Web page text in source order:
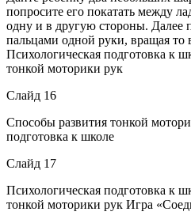
попросите его покатать между
одну и в другую стороны. Далее
пальцами одной руки, вращая то
Психологическая подготовка к
тонкой моторики рук
Слайд 16
Способы развития тонкой
подготовка к школе
Слайд 17
Психологическая подготовка к
тонкой моторики рук Игра